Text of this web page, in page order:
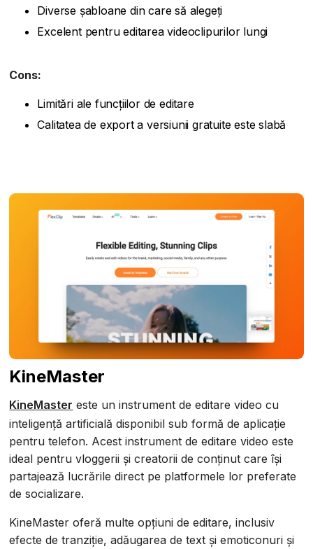
Diverse șabloane din care să alegeți
Excelent pentru editarea videoclipurilor lungi
Cons:
Limitări ale funcțiilor de editare
Calitatea de export a versiunii gratuite este slabă
KineMaster
KineMaster este un instrument de editare video cu
inteligență artificială disponibil sub formă de aplicație
pentru telefon. Acest instrument de editare video este
ideal pentru vloggerii și creatorii de conținut care își
partajează lucrările direct pe platformele lor preferate
de socializare.
KineMaster oferă multe opțiuni de editare, inclusiv
efecte de tranziție, adăugarea de text și emoticonuri și